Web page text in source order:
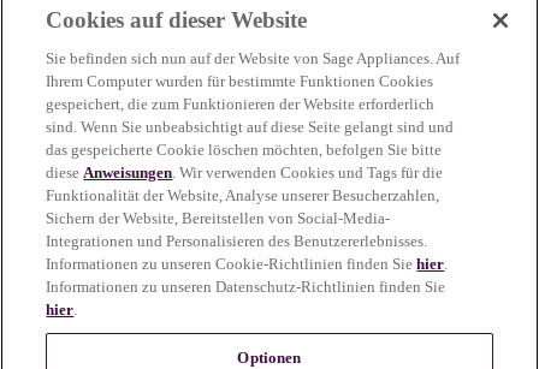
more information)
Cookies auf dieser Website
Sie befinden sich nun auf der Website von Sage Appliances. Auf
Ihrem Computer wurden für bestimmte Funktionen Cookies
gespeichert, die zum Funktionieren der Website erforderlich
sind. Wenn Sie unbeabsichtigt auf diese Seite gelangt sind und
das gespeicherte Cookie löschen möchten, befolgen Sie bitte
dieseAnweisungen. Wir verwenden Cookies und Tags für die
Funktionalität der Website, Analyse unserer Besucherzahlen,
Sichern der Website, Bereitstellen von Social-Media-
Integrationen und Personalisieren des Benutzererlebnisses.
Informationen zu unseren Cookie-Richtlinien finden Siehier.
Informationen zu unseren Datenschutz-Richtlinien finden Sie
hier.
Optionen